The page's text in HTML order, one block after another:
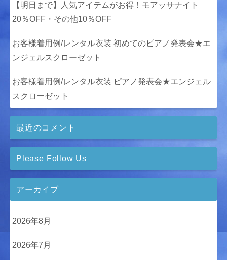
【明日まで】人気アイテムがお得！モアッサナイト
20％OFF・その他10％OFF
お客様着用例/レンタル衣装 初めてのピアノ発表会★エ
ンジェルスクローゼット
お客様着用例/レンタル衣装 ピアノ発表会★エンジェル
スクローゼット
最近のコメント
Please Follow Us
アーカイブ
2026年8月
2026年7月